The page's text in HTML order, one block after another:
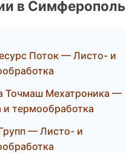
в Симферополь
Поток — Листо- и
Точмаш Мехатроника —
и термообработка
— Листо- и